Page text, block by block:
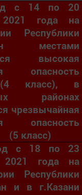
с 14 по 20
2021 года на
Республики
местами
высокая
опасность
класс), в
районах
чрезвычайная
опасность
класс)
с 18 по 23
2021 года на
Республики
и в г.Казани